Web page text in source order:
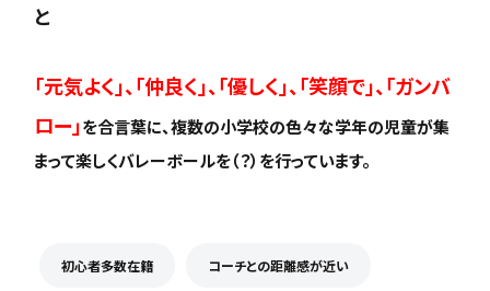
と
「元気よく」、「仲良く」、「優しく」、「笑顔で」、「ガンバ
ロー」を合言葉に、複数の小学校の色々な学年の児童が集
まって楽しくバレーボールを（？）を行っています。
初心者多数在籍 コーチとの距離感が近い